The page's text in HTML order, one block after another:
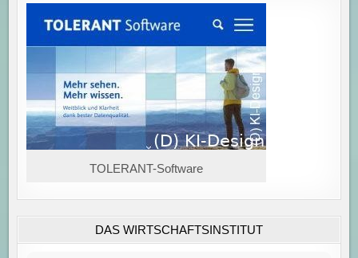
TOLERANT-Software
DAS WIRTSCHAFTSINSTITUT